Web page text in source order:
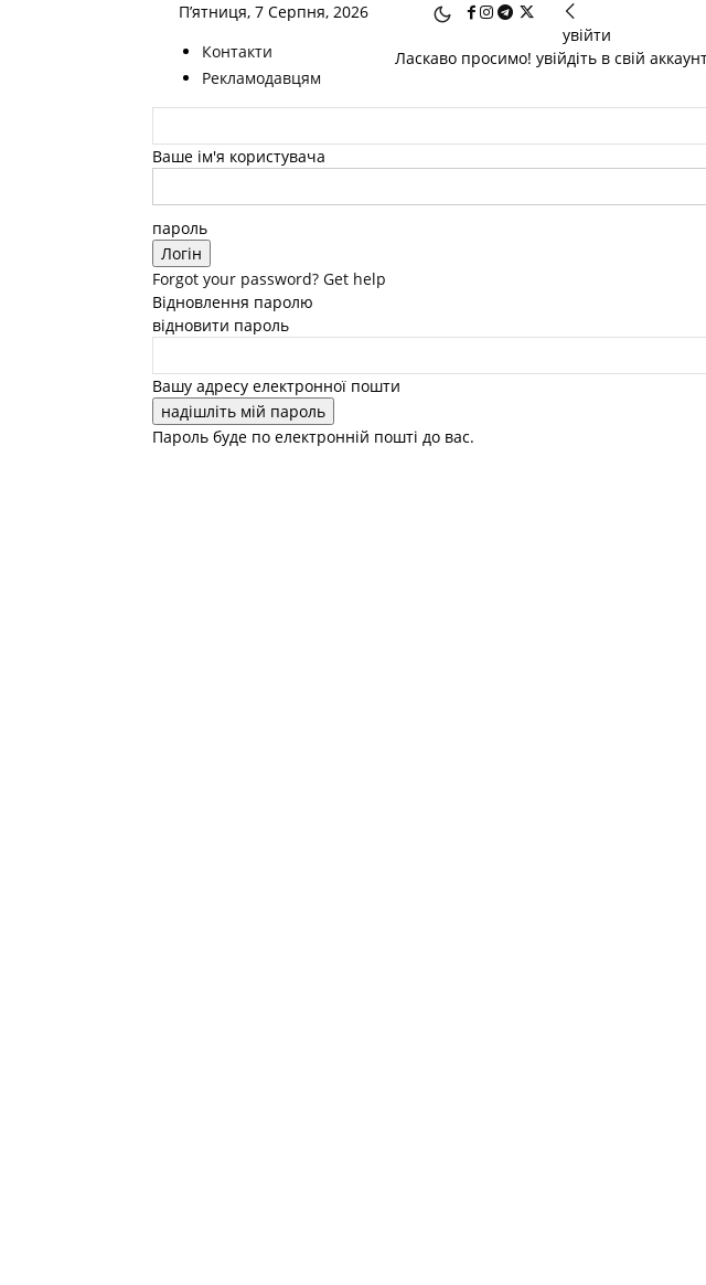
П’ятниця, 7 Серпня, 2026
Контакти
Рекламодавцям
увійти
Ласкаво просимо! увійдіть в свій
Ваше ім'я користувача
пароль
Forgot your password? Get help
Відновлення паролю
відновити пароль
Вашу адресу електронної пошти
Пароль буде по електронній пошті до вас.